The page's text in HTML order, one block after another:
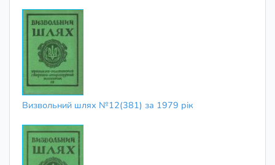
Визвольний шлях №12(381) за 1979 рік